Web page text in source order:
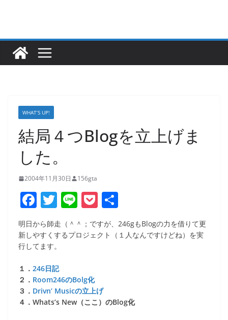
WHAT’S UP!
結局４つBlogを立上げま
した。
2004年11月30日 156gta
F
a
c
e
b
o
o
T
w
itt
Li
n
e
P
o
ck
有
明日から師走（＾＾；ですが、246gもBlogの力を借りて更
新しやすくするプロジェクト（１人なんですけどね）を実
行してます。
１． 246日記
２． Room246のBolg化
３． Drivn’ Musicの立上げ
４．Whats’s New（ここ）のBlog化